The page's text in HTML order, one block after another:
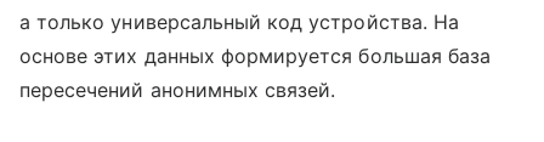
а только универсальный код устройства. На
основе этих данных формируется большая база
пересечений анонимных связей.